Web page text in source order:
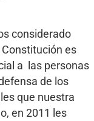
considerado
es
a las personas
de los
que nuestra
en 2011 les